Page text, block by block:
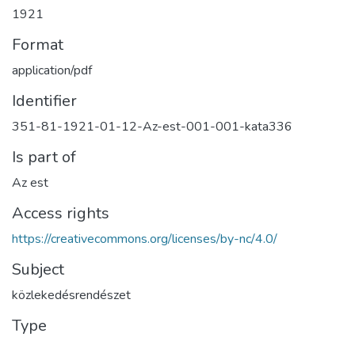
1921
Format
application/pdf
Identifier
351-81-1921-01-12-Az-est-001-001-kata336
Is part of
Az est
Access rights
https://creativecommons.org/licenses/by-nc/4.0/
Subject
közlekedésrendészet
Type